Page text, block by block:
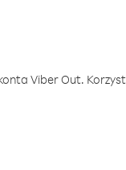
Viber Out.